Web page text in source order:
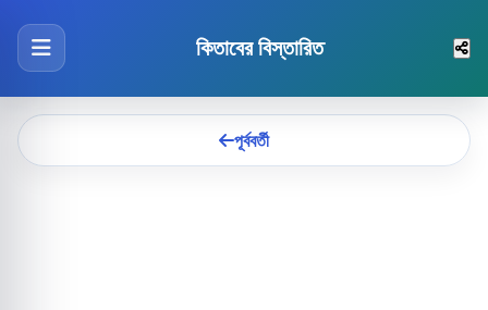
কিতাবের বিস্তারিত
পূর্ববর্তী